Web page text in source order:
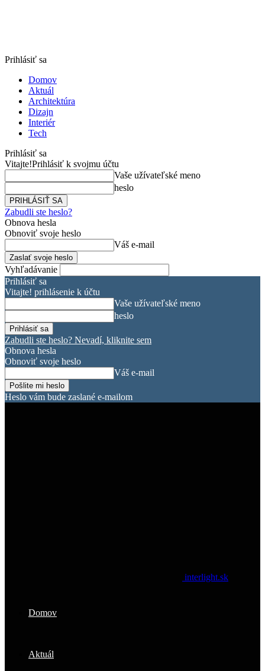
Prihlásiť sa
Domov
Aktuál
Architektúra
Dizajn
Interiér
Tech
Prihlásiť sa
Vitajte!Prihlásiť k svojmu účtu
Vaše užívateľské meno
heslo
Zabudli ste heslo?
Obnova hesla
Obnoviť svoje heslo
Váš e-mail
Vyhľadávanie
Prihlásiť sa
Vitajte! prihlásenie k účtu
Vaše užívateľské meno
heslo
Zabudli ste heslo? Nevadí, kliknite sem
Obnova hesla
Obnoviť svoje heslo
Váš e-mail
Heslo vám bude zaslané e-mailom
interlight.sk
Domov
Aktuál